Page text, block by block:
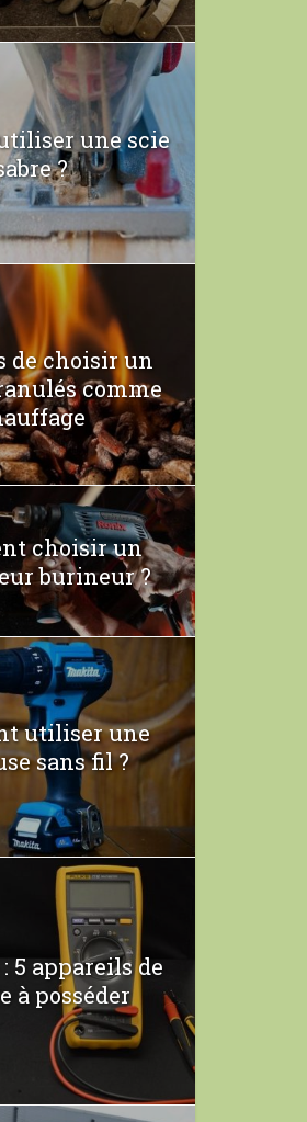
une scie
?
de choisir un
comme
choisir un
burineur ?
utiliser une
sans fil ?
5 appareils de
à posséder